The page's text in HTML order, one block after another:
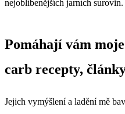
nejoblíbenějších jarních surovin.
Pomáhají vám
carb recepty,
Jejich vymýšlení a ladění mě